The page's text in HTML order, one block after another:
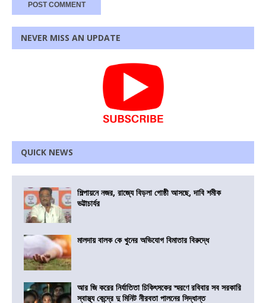
NEVER MISS AN UPDATE
QUICK NEWS
শিল্পায়নে নজর, রাজ্যে বিড়লা গোষ্ঠী আসছে, দাবি শমীক
ভট্টাচার্যর
মালদায় বালক কে খুনের অভিযোগ বিমাতার বিরুদ্ধে
আর জি করের নির্যাতিতা চিকিৎসকের স্মরণে রবিবার সব সরকারি
স্বাস্থ্য কেন্দ্রে দু মিনিট নীরবতা পালনের সিদ্ধান্ত